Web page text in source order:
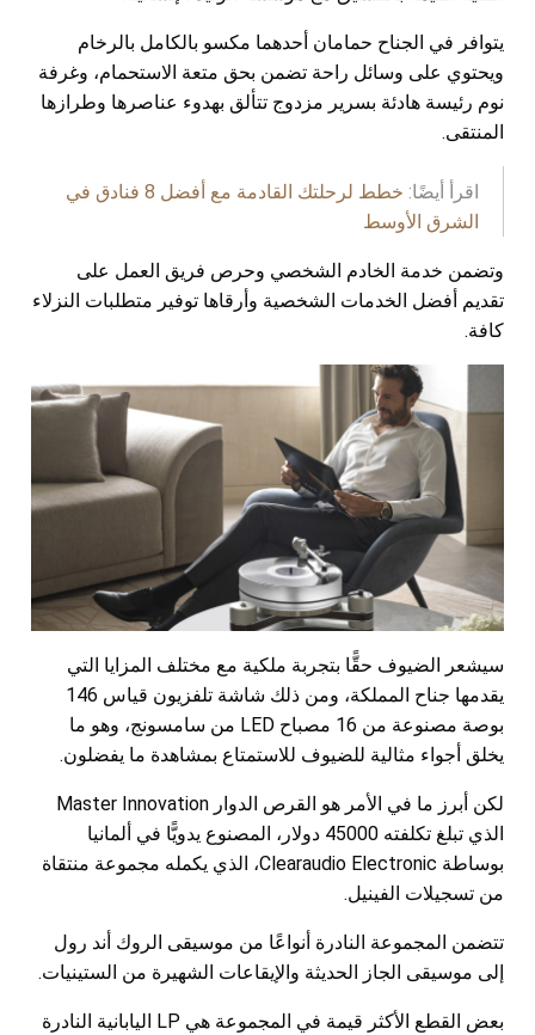
يتوافر في الجناح حمامان أحدهما مكسو بالكامل بالرخام
ويحتوي على وسائل راحة تضمن بحق متعة الاستحمام، وغرفة
نوم رئيسة هادئة بسرير مزدوج تتألق بهدوء عناصرها وطرازها
المنتقى.
اقرأ أيضًا:
خطط لرحلتك القادمة مع أفضل 8 فنادق في
الشرق الأوسط
وتضمن خدمة الخادم الشخصي وحرص فريق العمل على
تقديم أفضل الخدمات الشخصية وأرقاها توفير متطلبات النزلاء
كافة.
سيشعر الضيوف حقًّا بتجربة ملكية مع مختلف المزايا التي
يقدمها جناح المملكة، ومن ذلك شاشة تلفزيون قياس 146
بوصة مصنوعة من 16 مصباح LED من سامسونج، وهو ما
يخلق أجواء مثالية للضيوف للاستمتاع بمشاهدة ما يفضلون.
لكن أبرز ما في الأمر هو القرص الدوار Master Innovation
الذي تبلغ تكلفته 45000 دولار، المصنوع يدويًّا في ألمانيا
بوساطة Clearaudio Electronic، الذي يكمله مجموعة منتقاة
من تسجيلات الفينيل.
تتضمن المجموعة النادرة أنواعًا من موسيقى الروك أند رول
إلى موسيقى الجاز الحديثة والإيقاعات الشهيرة من الستينيات.
بعض القطع الأكثر قيمة في المجموعة هي LP اليابانية النادرة